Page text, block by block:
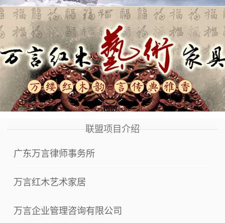
联盟项目介绍
广东万言律师事务所
万言红木艺术家居
万言企业管理咨询有限公司